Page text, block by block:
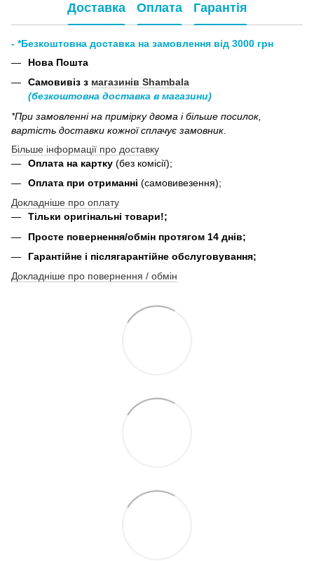
Доставка Оплата Гарантія
- *Безкоштовна доставка на замовлення від 3000 грн
Нова Пошта
Самовивіз з магазинів Shambala
(безкоштовна доставка в магазини)
*При замовленні на примірку двома і більше посилок,
вартість доставки кожної сплачує замовник.
Більше інформації про доставку
Оплата на картку (без комісії);
Оплата при отриманні (самовивезення);
Докладніше про оплату
Тільки оригінальні товари!;
Просте повернення/обмін протягом 14 днів;
Гарантійне і післягарантійне обслуговування;
Докладніше про повернення / обмін